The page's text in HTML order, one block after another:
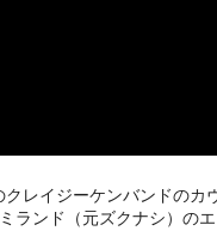
レイジーケンバンドの
ンド（元ズクナシ）